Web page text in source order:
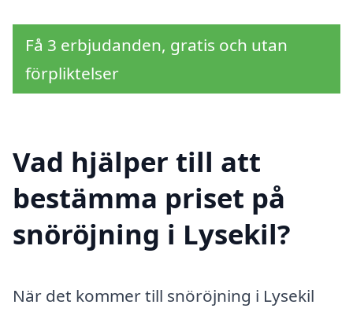
Få 3 erbjudanden, gratis och utan
förpliktelser
Vad hjälper till att
bestämma priset på
snöröjning i Lysekil?
När det kommer till snöröjning i Lysekil